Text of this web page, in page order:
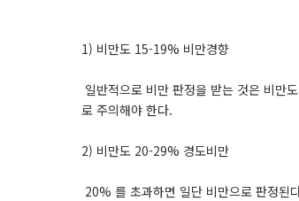
1) 비만도 15-19% 비만경향
일반적으로 비만 판정을 받는 것은 비만
로 주의해야 한다.
2) 비만도 20-29% 경도비만
20% 를 초과하면 일단 비만으로 판정된